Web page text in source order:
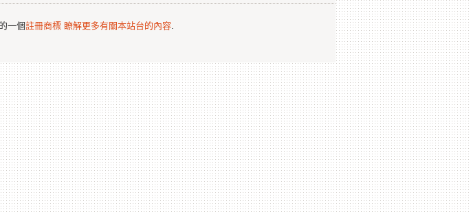
一個註冊商標 瞭解更多有關本站台的內容